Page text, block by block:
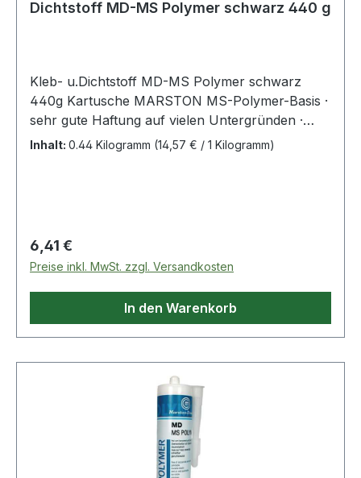
Dichtstoff MD-MS Polymer schwarz 440 g
Kleb- u.Dichtstoff MD-MS Polymer schwarz
440g Kartusche MARSTON MS-Polymer-Basis ·
sehr gute Haftung auf vielen Untergründen ·
schnelle Durchhärtung · kann als Klebstoff und
zur elastischen Abdichtung von Fugen und
Nähten · silikon- und isocyanatfrei ·
überlackierbar und überstreichbar ·
dauerelastisch · nass auf nass anwendbar · UV-,
+100 °C · kurzzeitig (2-3 Std.) bis +130 °C, außer
Art.-Nr. 4544 444 413 (transparent) ·
Verarbeitungstemperatur +5 °C bis +40 °C ·
Weitere technische Eigenschaften: ·
Temperaturbeständigkeit: -40 bis +100
Inhalt: 0.44 Kilogramm (14,57 € / 1 Kilogramm)
Regulärer Preis:
6,41 €
Preise inkl. MwSt. zzgl. Versandkosten
In den Warenkorb